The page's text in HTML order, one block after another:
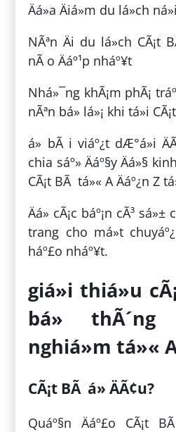
Äá»a Äiá»m du lá»ch
NÃªn Äi du lá»ch
nÃ o Äáº¹p nháº¥t
Nhá»¯ng khÃ¡m phÃ¡
nÃªn bá» lá»¡ khi tá»i
á» bÃ i viáº¿t dÆ°á»i
chia sáº» Äáº§y Äá»§
CÃ¡t BÃ tá»« A Äáº¿n Z
Äá» cÃ¡c báº¡n cÃ³
trang cho má»t
háº£o nháº¥t.
giá»i thiá»u
bá»
nghiá»m tá»« A
CÃ¡t BÃ á» ÄÃ¢u?
Quáº§n Äáº£o CÃ¡t